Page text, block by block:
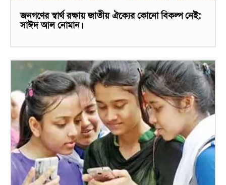
জনগণের স্বার্থ রক্ষায় জাতীয় ঐক্যের কোনো বিকল্প নেই:
সাঈদ আল নোমান।